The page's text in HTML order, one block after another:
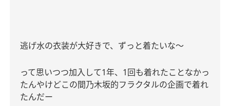
逃げ水の衣装が大好きで、ずっと着たいな〜
って思いつつ加入して1年、 1回も着れたことなかっ
たんやけどこの間乃木坂的フラクタルの企画で着れ
たんだー